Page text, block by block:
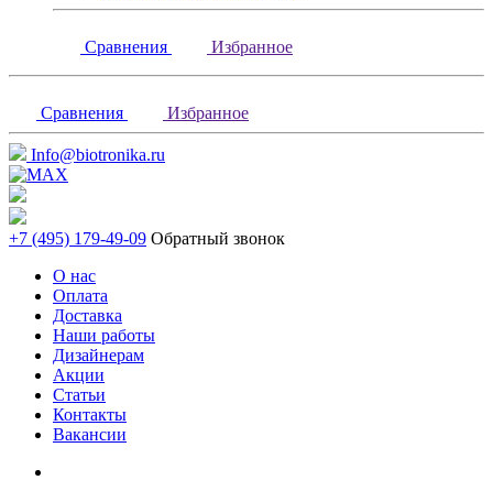
Сравнения Избранное
Сравнения Избранное
Info@biotronika.ru
+7 (495) 179-49-09 Обратный звонок
О нас
Оплата
Доставка
Наши работы
Дизайнерам
Акции
Статьи
Контакты
Вакансии